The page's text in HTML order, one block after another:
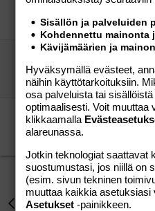
0
jhjhjXY
tiinaholland
Perhe-elämä
4
Pomppiva
Nettiseuraa
m29_roi
Perhe-elämä
Sisällön ja palveluiden
Kohdennettu mainonta
Kävijämäärien ja
Hyväksymällä evästeet,
näihin käyttötarkoituksiin.
osa palveluista tai
optimaalisesti. Voit muuttaa
klikkaamalla
alareunassa.
Jotkin teknologiat saattavat
suostumustasi, jos niillä on
(esim. sivun tekninen
muuttaa kaikkia asetuksiasi
Asetukset -painikkeen.